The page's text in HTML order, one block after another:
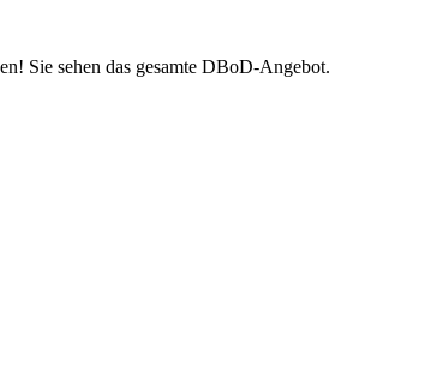
Sie sehen das gesamte DBoD-Angebot.